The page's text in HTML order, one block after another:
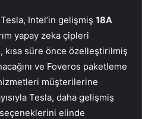
Intel’in gelişmiş 18A
yapay zeka çipleri
kısa süre önce özelleştirilmiş
ve Foveros paketleme
müşterilerine
Tesla, daha gelişmiş
elinde